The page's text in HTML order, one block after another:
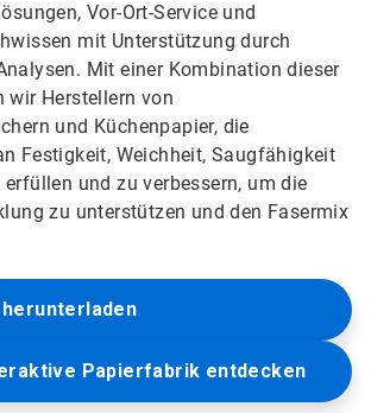
Vor-Ort-Service und
mit Unterstützung durch
Mit einer Kombination dieser
wir Herstellern von
und Küchenpapier, die
Festigkeit, Weichheit, Saugfähigkeit
und zu verbessern, um die
zu unterstützen und den Fasermix
Papierfabrik entdecken